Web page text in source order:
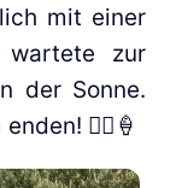
mit einer
zur
der Son­ne.
🚴‍♂️🍦